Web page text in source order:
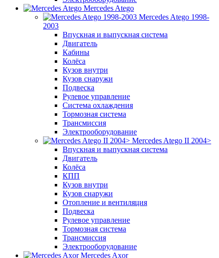
Mercedes Atego
Mercedes Atego 1998-
2003
Впускная и выпускная система
Двигатель
Кабины
Колёса
Кузов внутри
Кузов снаружи
Подвеска
Рулевое управление
Система охлаждения
Тормозная система
Трансмиссия
Электрооборудование
Mercedes Atego II 2004>
Впускная и выпускная система
Двигатель
Колёса
КПП
Кузов внутри
Кузов снаружи
Отопление и вентиляция
Подвеска
Рулевое управление
Тормозная система
Трансмиссия
Электрооборудование
Mercedes Axor